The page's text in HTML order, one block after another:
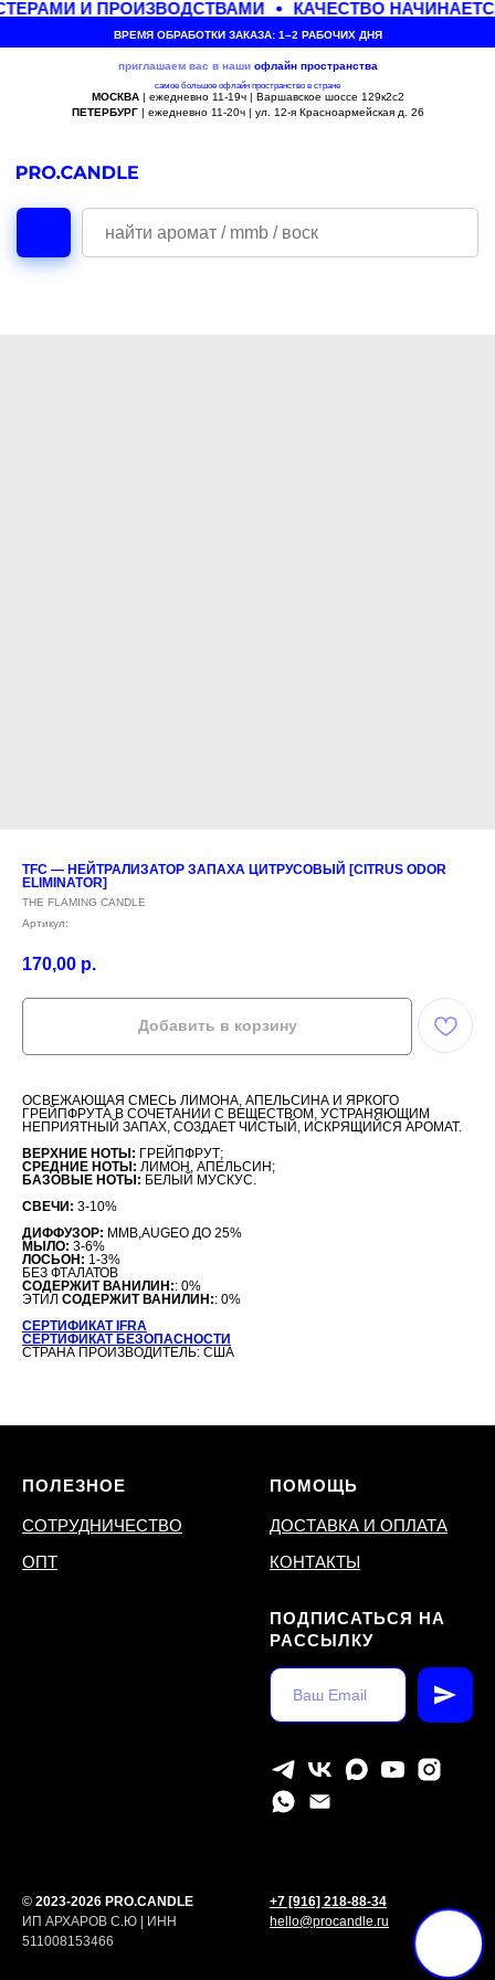
И ПРОИЗВОДСТВАМИ КАЧЕСТВО
ВРЕМЯ ОБРАБОТКИ ЗАКАЗА: 1–2 РАБОЧИХ ДНЯ
приглашаем вас в наши офлайн пространства
самое большое офлайн пространство в стране
МОСКВА| ежедневно 11-19ч | Варшавское шоссе 129к2с2
ПЕТЕРБУРГ| ежедневно 11-20ч | ул. 12-я Красноармейская д. 26
TFC — НЕЙТРАЛИЗАТОР ЗАПАХА ЦИТРУСОВЫЙ [CITRUS ODOR
ELIMINATOR]
THE FLAMING CANDLE
Артикул:
170,00 р.
Добавить в корзину
ОСВЕЖАЮЩАЯ СМЕСЬ ЛИМОНА, АПЕЛЬСИНА И ЯРКОГО
ГРЕЙПФРУТА В СОЧЕТАНИИ С ВЕЩЕСТВОМ, УСТРАНЯЮЩИМ
НЕПРИЯТНЫЙ ЗАПАХ, СОЗДАЕТ ЧИСТЫЙ, ИСКРЯЩИЙСЯ АРОМАТ.
ВЕРХНИЕ НОТЫ: ГРЕЙПФРУТ;
СРЕДНИЕ НОТЫ: ЛИМОН, АПЕЛЬСИН;
БАЗОВЫЕ НОТЫ: БЕЛЫЙ МУСКУС.
СВЕЧИ: 3-10%
ДИФФУЗОР: MMB,AUGEO ДО 25%
МЫЛО: 3-6%
ЛОСЬОН: 1-3%
БЕЗ ФТАЛАТОВ
СОДЕРЖИТ ВАНИЛИН:: 0%
ЭТИЛ СОДЕРЖИТ ВАНИЛИН:: 0%
СЕРТИФИКАТ IFRA
СЕРТИФИКАТ БЕЗОПАСНОСТИ
СТРАНА ПРОИЗВОДИТЕЛЬ: США
ПОЛЕЗНОЕ
СОТРУДНИЧЕСТВО
ОПТ
ПОМОЩЬ
ДОСТАВКА И ОПЛАТА
КОНТАКТЫ
ПОДПИСАТЬСЯ НА
РАССЫЛКУ
© 2023-2026 PRO.CANDLE
ИП АРХАРОВ С.Ю | ИНН
511008153466
+7 [916] 218-88-34
hello@procandle.ru